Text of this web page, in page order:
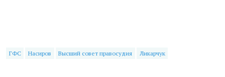
ГФС Насиров Высший совет правосудия Ликарчук